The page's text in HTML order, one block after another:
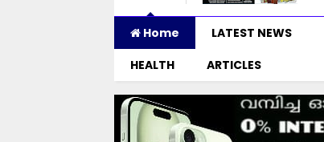
Home LATEST NEWS
HEALTH
ARTICLES